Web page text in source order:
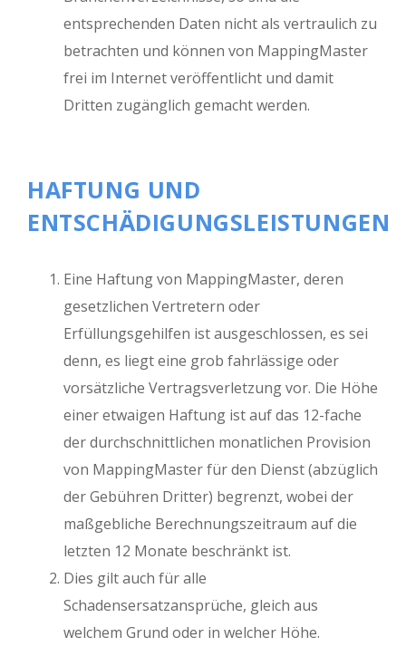
entsprechenden Daten nicht als vertraulich zu
betrachten und können von MappingMaster
frei im Internet veröffentlicht und damit
Dritten zugänglich gemacht werden.
HAFTUNG UND
ENTSCHÄDIGUNGSLEISTUNGEN
Eine Haftung von MappingMaster, deren
gesetzlichen Vertretern oder
Erfüllungsgehilfen ist ausgeschlossen, es sei
denn, es liegt eine grob fahrlässige oder
vorsätzliche Vertragsverletzung vor. Die Höhe
einer etwaigen Haftung ist auf das 12-fache
der durchschnittlichen monatlichen Provision
von MappingMaster für den Dienst (abzüglich
der Gebühren Dritter) begrenzt, wobei der
maßgebliche Berechnungszeitraum auf die
letzten 12 Monate beschränkt ist.
Dies gilt auch für alle
Schadensersatzansprüche, gleich aus
welchem Grund oder in welcher Höhe.